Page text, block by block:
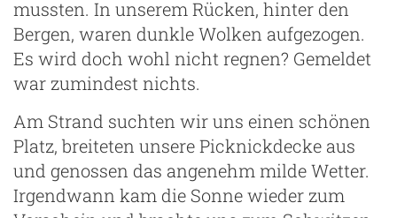
mussten. In unserem Rücken, hinter den
Bergen, waren dunkle Wolken aufgezogen.
Es wird doch wohl nicht regnen? Gemeldet
war zumindest nichts.
Am Strand suchten wir uns einen schönen
Platz, breiteten unsere Picknickdecke aus
und genossen das angenehm milde Wetter.
Irgendwann kam die Sonne wieder zum